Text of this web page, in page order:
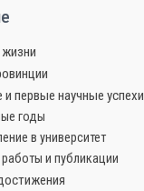
первые научные успехи
годы
в университет
и публикации